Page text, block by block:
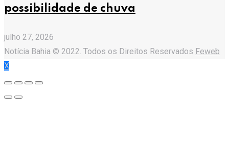
possibilidade de chuva
julho 27, 2026
Notícia Bahia © 2022. Todos os Direitos Reservados Feweb
X